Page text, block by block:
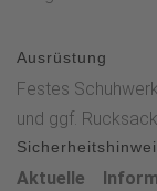
Ausrüstung
Festes
und ggf.
Aktuelle